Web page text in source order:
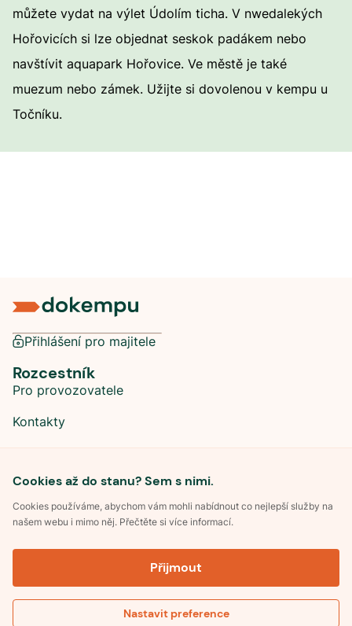
Zobrazit mapu
můžete vydat na výlet Údolím ticha. V nwedalekých
Hořovicích si lze objednat seskok padákem nebo
navštívit aquapark Hořovice. Ve městě je také
muezum nebo zámek. Užijte si dovolenou v kempu u
Točníku.
Cookies až do stanu? Sem s nimi.
Cookies používáme, abychom vám mohli nabídnout co nejlepší služby na
našem webu i mimo něj. Přečtěte si více informací.
Přijmout
Nastavit preference
Přihlášení pro majitele
Rozcestník
Pro provozovatele
Kontakty
Sociální sítě
Pravidla soutěže Kemp roku